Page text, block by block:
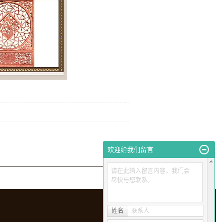
欢迎给我们留言
请在此输入留言内容，我们会
尽快与您联系。
姓名 联系人